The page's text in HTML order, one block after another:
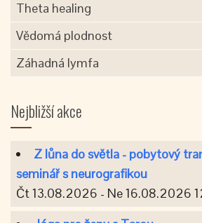
Theta healing
Vědomá plodnost
Záhadná lymfa
Nejbližší akce
Z lůna do světla - pobytový
seminář s neurografikou
Čt 13.08.2026 - Ne 16.08.2026